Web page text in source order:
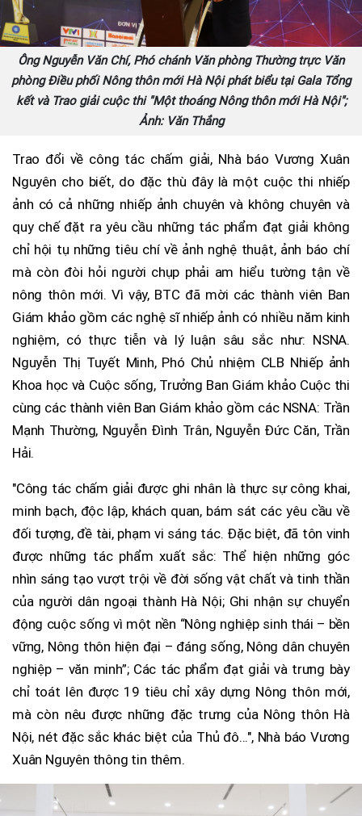
Ông Nguyễn Văn Chí, Phó chánh Văn phòng Thường trực Văn
phòng Điều phối Nông thôn mới Hà Nội phát biểu tại Gala Tổng
kết và Trao giải cuộc thi "Một thoáng Nông thôn mới Hà Nội";
Ảnh: Văn Thắng
Trao đổi về công tác chấm giải, Nhà báo Vương Xuân
Nguyên cho biết, do đặc thù đây là một cuộc thi nhiếp
ảnh có cả những nhiếp ảnh chuyên và không chuyên và
quy chế đặt ra yêu cầu những tác phẩm đạt giải không
chỉ hội tụ những tiêu chí về ảnh nghệ thuật, ảnh báo chí
mà còn đòi hỏi người chụp phải am hiểu tường tận về
nông thôn mới. Vì vậy, BTC đã mời các thành viên Ban
Giám khảo gồm các nghệ sĩ nhiếp ảnh có nhiều năm kinh
nghiệm, có thực tiễn và lý luận sâu sắc như: NSNA.
Nguyễn Thị Tuyết Minh, Phó Chủ nhiệm CLB Nhiếp ảnh
Khoa học và Cuộc sống, Trưởng Ban Giám khảo Cuộc thi
cùng các thành viên Ban Giám khảo gồm các NSNA: Trần
Mạnh Thường, Nguyễn Đình Trân, Nguyễn Đức Căn, Trần
Hải.
"Công tác chấm giải được ghi nhân là thực sự công khai,
minh bạch, độc lập, khách quan, bám sát các yêu cầu về
đối tượng, đề tài, phạm vi sáng tác. Đặc biệt, đã tôn vinh
được những tác phẩm xuất sắc: Thể hiện những góc
nhìn sáng tạo vượt trội về đời sống vật chất và tinh thần
của người dân ngoại thành Hà Nội; Ghi nhận sự chuyển
động cuộc sống vì một nền “Nông nghiệp sinh thái – bền
vững, Nông thôn hiện đại – đáng sống, Nông dân chuyên
nghiệp – văn minh”; Các tác phẩm đạt giải và trưng bày
chỉ toát lên được 19 tiêu chỉ xây dựng Nông thôn mới,
mà còn nêu được những đặc trưng của Nông thôn Hà
Nội, nét đặc sắc khác biệt của Thủ đô...", Nhà báo Vương
Xuân Nguyên thông tin thêm.